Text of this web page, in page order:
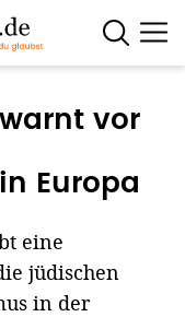
vor
Europa
eine
jüdischen
in der